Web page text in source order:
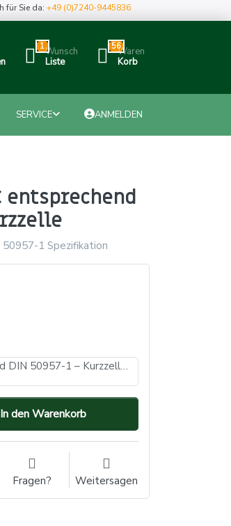
für Sie da:+49 (0)7240-9445836
1Wunsch
Liste
56Waren
Korb
SERVICE ANMELDEN
entsprechend
1 Spezifikation
Hullzelle aus PVC entsprechend DIN 50957-1 – Kurzzelle 1 Stück
In den Warenkorb
Fragen? Weitersagen